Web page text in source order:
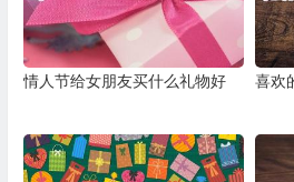
情人节给女朋友买什么礼物好 喜欢